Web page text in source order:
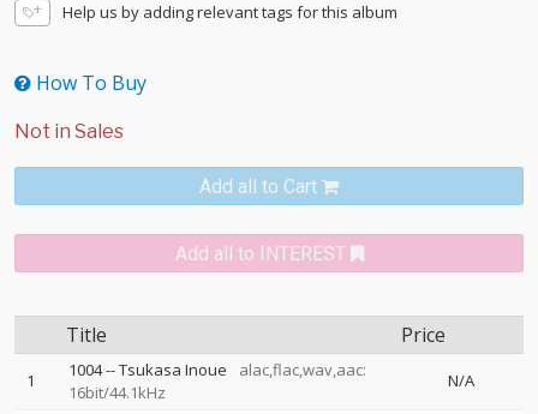
Help us by adding relevant tags for this album
How To Buy
Add all to Cart
Add all to INTEREST
Title Price
1 1004--Tsukasa Inoue
alac,flac,wav,aac:
16bit/44.1kHz
N/A